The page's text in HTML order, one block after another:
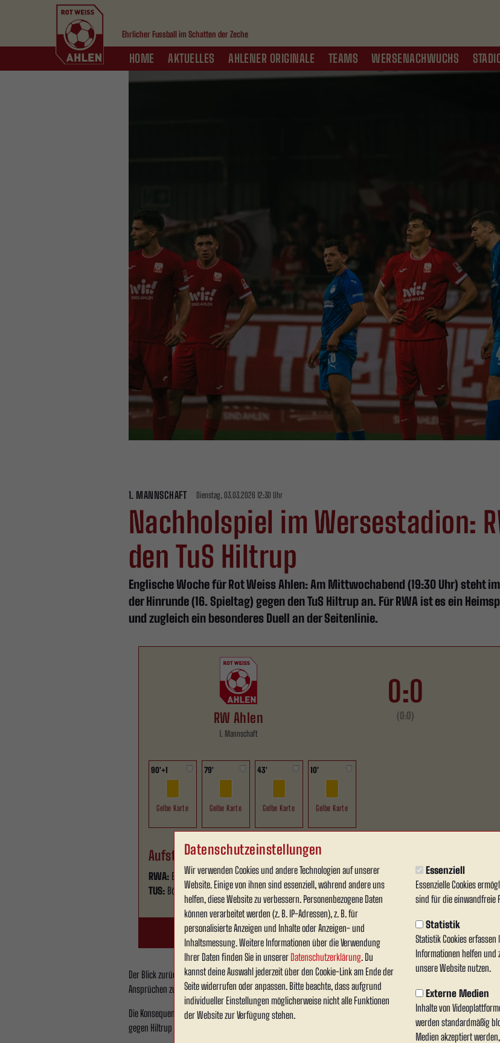
Datenschutzeinstellungen
Wir verwenden Cookies und andere Technologien auf unserer
Website. Einige von ihnen sind essenziell, während andere uns
helfen, diese Website zu verbessern. Personenbezogene Daten
können verarbeitet werden (z. B. IP-Adressen), z. B. für
personalisierte Anzeigen und Inhalte oder Anzeigen- und
Inhaltsmessung. Weitere Informationen über die Verwendung
Ihrer Daten finden Sie in unserer Datenschutzerklärung . Du
kannst deine Auswahl jederzeit über den Cookie-Link am Ende der
Seite widerrufen oder anpassen. Bitte beachte, dass aufgrund
individueller Einstellungen möglicherweise nicht alle Funktionen
der Website zur Verfügung stehen.
Essenziell
Essenzielle Cookies
sind für die einwandfreie
Statistik
Statistik Cookies
Informationen helfen und
unsere Website nutzen.
Externe Medien
Inhalte von
werden standardmäßig
Medien akzeptiert
Ehrlicher Fussball im Schatten der Zeche
HOME AKTUELLES AHLENER ORIGINALE TEAMS WERSENACHWUCHS
1. MANNSCHAFT Dienstag, 03.03.2026 12:30 Uhr
Nachholspiel im Wersestadion:
den TuS Hiltrup
Englische Woche für Rot Weiss Ahlen: Am Mittwochabend (19:30 Uhr) steht
der Hinrunde (16. Spieltag) gegen den TuS Hiltrup an. Für RWA ist es ein
und zugleich ein besonderes Duell an der Seitenlinie.
RW Ahlen
1. Mannschaft
0:0
(0:0)
90'+1
Gelbe Karte
79'
Gelbe Karte
43'
Gelbe Karte
10'
Gelbe Karte
Aufstellung
RWA: Breuer, Nwubani, Uzelac, Guzy, Dal, Binyamin, Heider, Aslan, van Ingen, Tawiah, Gllogjani
TUS: Böcker, Gockel, Weißen, Johannknecht, Paenda, Sarrafyar, Bußmann, Jankhöfer, Mittmann, Ojo,
LIVETICKER MEHR ZUM SPIEL
Der Blick zurück auf das Auswärtsspiel beim SV Lippstadt 08 fällt selbstkritisch aus. Bei der Niederlage in der
Ansprüchen zurück. Es fehlten Intensität, Durchschlagskraft und die nötige Widerstandsfähigkeit in entscheidenden
Die Konsequenz: RWA ist wieder auf den letzten Tabellenplatz abgerutscht. Die Situation ist ernst, der
gegen Hiltrup eine enorme Bedeutung zu. Eine Reaktion ist gefordert – sportlich und mental.